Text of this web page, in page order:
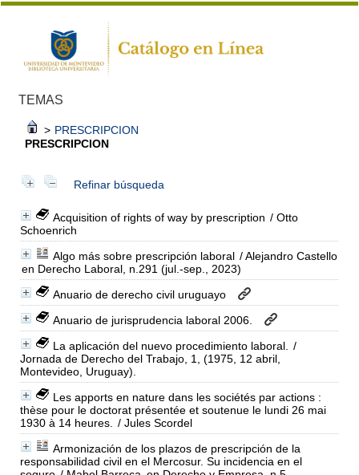
TEMAS
> PRESCRIPCION
PRESCRIPCION
Refinar búsqueda
Acquisition of rights of way by prescription / Otto
Schoenrich
Algo más sobre prescripción laboral / Alejandro Castello
en Derecho Laboral, n.291 (jul.-sep., 2023)
Anuario de derecho civil uruguayo
Anuario de jurisprudencia laboral 2006.
La aplicación del nuevo procedimiento laboral.
/
Jornada de Derecho del Trabajo, 1, (1975, 12 abril,
Montevideo, Uruguay).
Les apports en nature dans les sociétés par actions :
thèse pour le doctorat présentée et soutenue le lundi 26 mai
1930 à 14 heures.
/ Jules Scordel
Armonización de los plazos de prescripción de la
responsabilidad civil en el Mercosur. Su incidencia en el